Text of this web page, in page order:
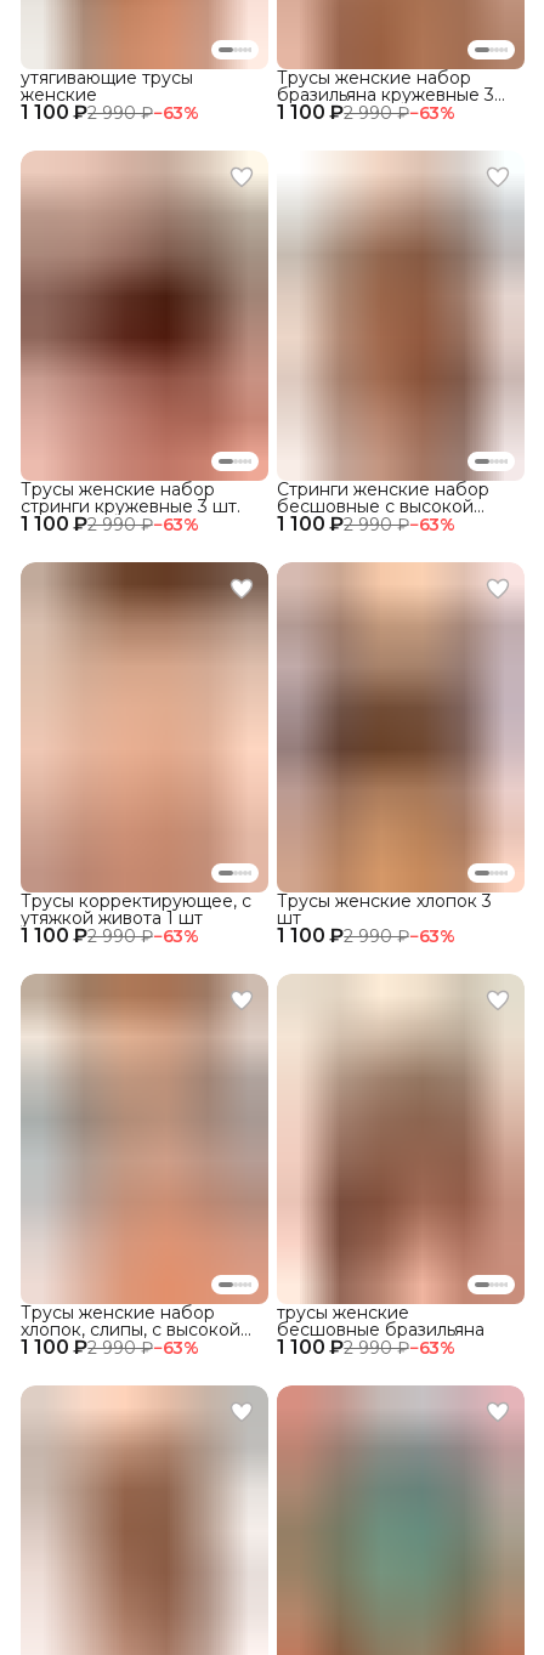
1 100 ₽2 990 ₽−63%
утягивающие трусы
женские
1 100 ₽2 990 ₽−63%
Трусы женские набор
бразильяна кружевные 3
шт.
1 100 ₽2 990 ₽−63%
Трусы женские набор
стринги кружевные 3 шт.
1 100 ₽2 990 ₽−63%
Стринги женские набор
бесшовные с высокой
посадкой
1 100 ₽2 990 ₽−63%
Трусы корректирующее, с
утяжкой живота 1 шт
1 100 ₽2 990 ₽−63%
Трусы женские хлопок 3
шт
1 100 ₽2 990 ₽−63%
Трусы женские набор
хлопок, слипы, с высокой
посадкой 1 100 ₽2 990 ₽−63%
трусы женские
бесшовные бразильяна